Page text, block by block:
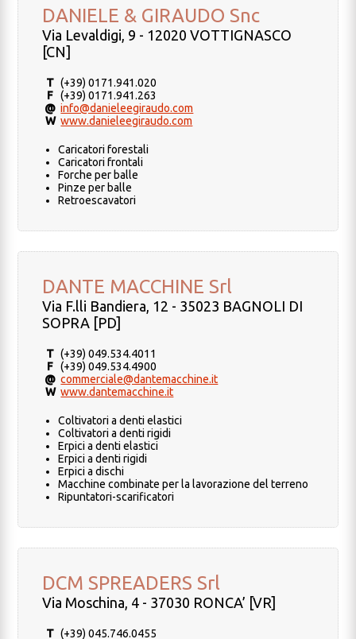
DANIELE & GIRAUDO Snc
Via Levaldigi, 9 - 12020 VOTTIGNASCO
[CN]
T (+39) 0171.941.020
F (+39) 0171.941.263
@ info@danieleegiraudo.com
W www.danieleegiraudo.com
Caricatori forestali
Caricatori frontali
Forche per balle
Pinze per balle
Retroescavatori
DANTE MACCHINE Srl
Via F.lli Bandiera, 12 - 35023 BAGNOLI DI
SOPRA [PD]
T (+39) 049.534.4011
F (+39) 049.534.4900
@ commerciale@dantemacchine.it
W www.dantemacchine.it
Coltivatori a denti elastici
Coltivatori a denti rigidi
Erpici a denti elastici
Erpici a denti rigidi
Erpici a dischi
Macchine combinate per la lavorazione del terreno
Ripuntatori-scarificatori
DCM SPREADERS Srl
Via Moschina, 4 - 37030 RONCA’ [VR]
T (+39) 045.746.0455